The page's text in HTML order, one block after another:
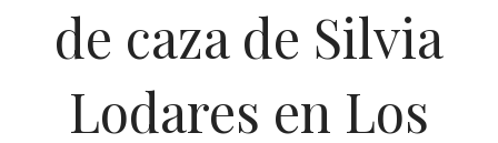
de caza de Silvia
Lodares en Los